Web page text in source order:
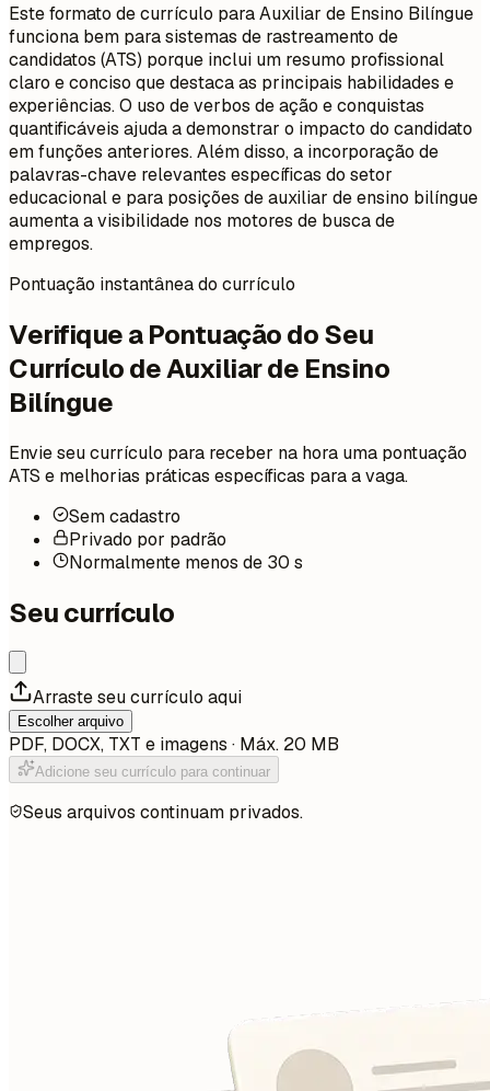
Este formato de currículo para Auxiliar de Ensino Bilíngue
funciona bem para sistemas de rastreamento de
candidatos (ATS) porque inclui um resumo profissional
claro e conciso que destaca as principais habilidades e
experiências. O uso de verbos de ação e conquistas
quantificáveis ajuda a demonstrar o impacto do candidato
em funções anteriores. Além disso, a incorporação de
palavras-chave relevantes específicas do setor
educacional e para posições de auxiliar de ensino bilíngue
aumenta a visibilidade nos motores de busca de
empregos.
Pontuação instantânea do currículo
Verifique a Pontuação do Seu
Currículo de Auxiliar de Ensino
Bilíngue
Envie seu currículo para receber na hora uma pontuação
ATS e melhorias práticas específicas para a vaga.
Sem cadastro
Privado por padrão
Normalmente menos de 30 s
Seu currículo
Arraste seu currículo aqui
Escolher arquivo
PDF, DOCX, TXT e imagens · Máx. 20 MB
Adicione seu currículo para continuar
Seus arquivos continuam privados.